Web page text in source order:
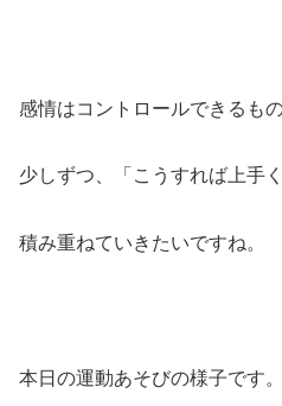
感情はコントロールできるも
少しずつ、「こうすれば上手
積み重ねていきたいですね。
本日の運動あそびの様子です。